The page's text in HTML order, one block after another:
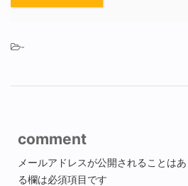
-
comment
メールアドレスが公開されることはあ
る欄は必須項目です